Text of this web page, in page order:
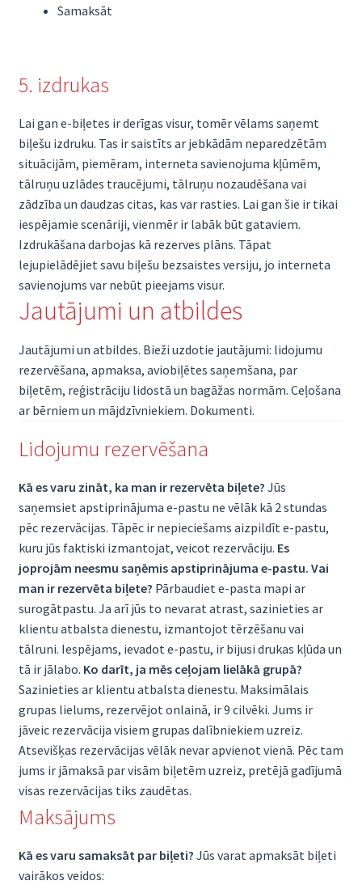
Samaksāt
5. izdrukas
Lai gan e-biļetes ir derīgas visur, tomēr vēlams saņemt
biļešu izdruku. Tas ir saistīts ar jebkādām neparedzētām
situācijām, piemēram, interneta savienojuma kļūmēm,
tālruņu uzlādes traucējumi, tālruņu nozaudēšana vai
zādzība un daudzas citas, kas var rasties. Lai gan šie ir tikai
iespējamie scenāriji, vienmēr ir labāk būt gataviem.
Izdrukāšana darbojas kā rezerves plāns. Tāpat
lejupielādējiet savu biļešu bezsaistes versiju, jo interneta
savienojums var nebūt pieejams visur.
Jautājumi un atbildes
Jautājumi un atbildes. Bieži uzdotie jautājumi: lidojumu
rezervēšana, apmaksa, aviobiļētes saņemšana, par
biļetēm, reģistrāciju lidostā un bagāžas normām. Ceļošana
ar bērniem un mājdzīvniekiem. Dokumenti.
Lidojumu rezervēšana
Kā es varu zināt, ka man ir rezervēta biļete? Jūs
saņemsiet apstiprinājuma e-pastu ne vēlāk kā 2 stundas
pēc rezervācijas. Tāpēc ir nepieciešams aizpildīt e-pastu,
kuru jūs faktiski izmantojat, veicot rezervāciju. Es
joprojām neesmu saņēmis apstiprinājuma e-pastu. Vai
man ir rezervēta biļete? Pārbaudiet e-pasta mapi ar
surogātpastu. Ja arī jūs to nevarat atrast, sazinieties ar
klientu atbalsta dienestu, izmantojot tērzēšanu vai
tālruni. Iespējams, ievadot e-pastu, ir bijusi drukas kļūda un
tā ir jālabo. Ko darīt, ja mēs ceļojam lielākā grupā?
Sazinieties ar klientu atbalsta dienestu. Maksimālais
grupas lielums, rezervējot onlainā, ir 9 cilvēki. Jums ir
jāveic rezervācija visiem grupas dalībniekiem uzreiz.
Atsevišķas rezervācijas vēlāk nevar apvienot vienā. Pēc tam
jums ir jāmaksā par visām biļetēm uzreiz, pretējā gadījumā
visas rezervācijas tiks zaudētas.
Maksājums
Kā es varu samaksāt par biļeti? Jūs varat apmaksāt biļeti
vairākos veidos: